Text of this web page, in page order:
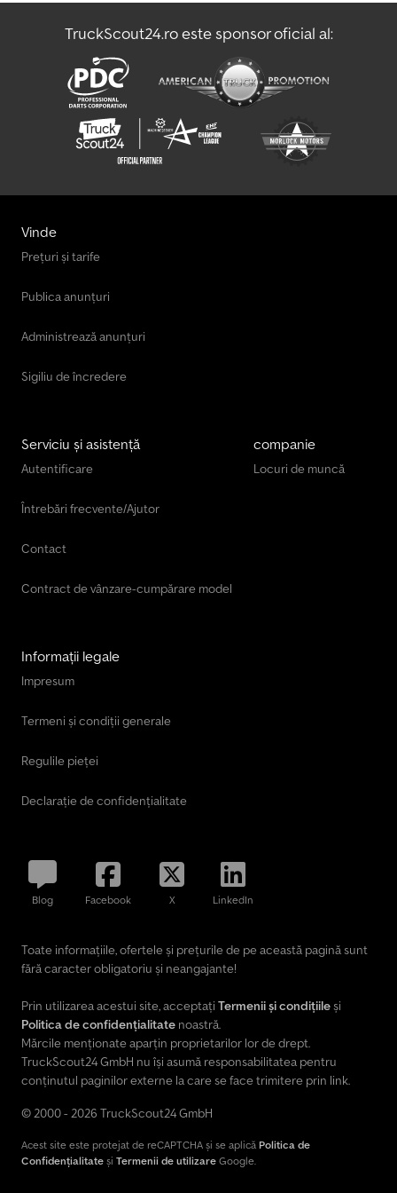
Več Avtomobilov Vans
TruckScout24.ro este sponsor oficial al:
Vinde
Prețuri și tarife
Publica anunțuri
Administrează anunțuri
Sigiliu de încredere
Serviciu și asistență
Autentificare
Întrebări frecvente/Ajutor
Contact
Contract de vânzare-cumpărare model
companie
Locuri de muncă
Informații legale
Impresum
Termeni și condiții generale
Regulile pieței
Declarație de confidențialitate
Blog Facebook X LinkedIn
Toate informațiile, ofertele și prețurile de pe această pagină sunt
fără caracter obligatoriu și neangajante!
Prin utilizarea acestui site, acceptați Termenii și condițiileși
Politica de confidențialitate noastră.
Mărcile menționate aparțin proprietarilor lor de drept.
TruckScout24 GmbH nu își asumă responsabilitatea pentru
conținutul paginilor externe la care se face trimitere prin link.
© 2000 - 2026 TruckScout24 GmbH
Acest site este protejat de reCAPTCHA și se aplică Politica de
Confidențialitate și Termenii de utilizare Google.